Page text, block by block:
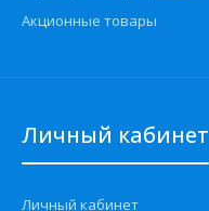
Акционные товары
Личный кабинет
Личный кабинет